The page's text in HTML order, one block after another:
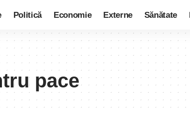
Politică Economie Externe Sănătate
pace